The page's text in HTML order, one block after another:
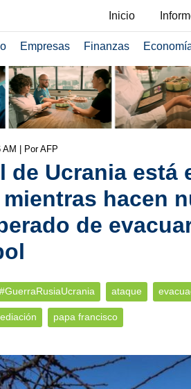
Inicio
Empresas Finanzas
AM | Por AFP
de Ucrania está
hacen
de
#GuerraRusiaUcrania ataque
papa francisco